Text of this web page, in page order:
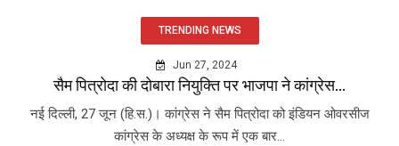
TRENDING NEWS
Jun 27, 2024
सैम पित्रोदा की दोबारा नियुक्ति पर भाजपा ने कांग्रेस...
नई दिल्ली, 27 जून (हि.स.)। कांग्रेस ने सैम पित्रोदा को इंडियन ओवरसीज
कांग्रेस के अध्यक्ष के रूप में एक बार...